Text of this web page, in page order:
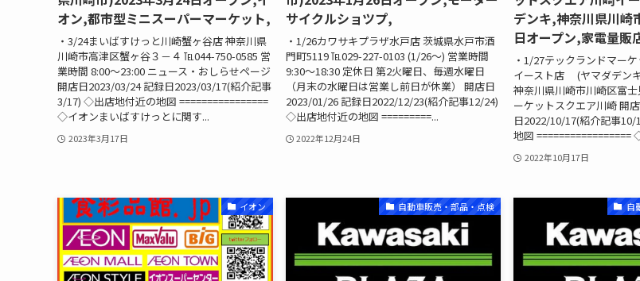
オン,都市型ミニスーパーマーケット,
・3/24まいばすけっと川崎蟹ヶ谷店 神奈川県
川崎市高津区蟹ヶ谷３－４ ℡044-750-0585 営
業時間 8:00～23:00 ニュース・おしらせページ
開店日2023/03/24 記録日2023/03/17(紹介記事
3/17) ◇出店地付近の地図 ================
◇イオンまいばすけっとに関す...
2023年3月17日
サイクルショツプ,
・1/26カワサキプラザ水戸店 茨城県水戸市酒
門町5119 ℡029-227-0103 (1/26～) 営業時間
9:30～18:30 定休日 第2火曜日、毎週水曜日
（月末の水曜日は営業し前日が休業） 開店日
2023/01/26 記録日2022/12/23(紹介記事12/24)
◇出店地付近の地図 =========...
2022年12月24日
デンキ,神奈川県川崎
日オープン,家電量販
・1/27テックランドマー
イースト店 (ヤマダデン
神奈川県川崎市川崎区富
ーケットスクエア川崎 開
日2022/10/17(紹介記事
地図 =================
2022年10月17日
イオン 自動車販売・部品・点検 自